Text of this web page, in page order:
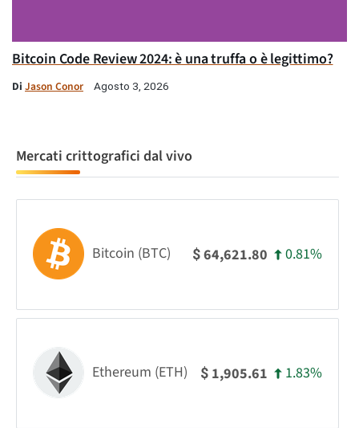
Bitcoin Code Review 2024: è una truffa o è legittimo?
Di Jason Conor Agosto 3, 2026
Mercati crittografici dal vivo
Bitcoin (BTC) $64,621.80 0.81%
Ethereum (ETH) $ 1,905.61 1.83%